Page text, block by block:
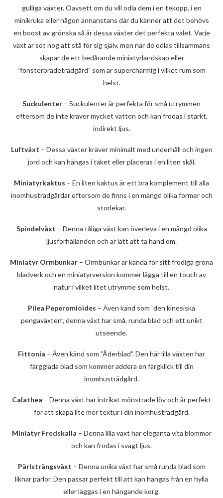
gulliga växter. Oavsett om du vill odla dem i en tekopp, i en
minikruka eller någon annanstans där du känner att det behövs
en boost av grönska så är dessa växter det perfekta valet. Varje
växt är söt nog att stå för sig själv, men när de odlas tillsammans
skapar de ett bedårande miniatyrlandskap eller
”fönsterbrädeträdgård” som är supercharmig i vilket rum som
helst.
Suckulenter – Suckulenter är perfekta för små utrymmen
eftersom de inte kräver mycket vatten och kan frodas i starkt,
indirekt ljus.
Luftväxt – Dessa växter kräver minimalt med underhåll och ingen
jord och kan hängas i taket eller placeras i en liten skål.
Miniatyrkaktus – En liten kaktus är ett bra komplement till alla
inomhusträdgårdar eftersom de finns i en mängd olika former och
storlekar.
Spindelväxt – Denna tåliga växt kan överleva i en mängd olika
ljusförhållanden och är lätt att ta hand om.
Miniatyr Ormbunkar – Ormbunkar är kända för sitt frodiga gröna
bladverk och en miniatyrversion kommer lägga till en touch av
natur i vilket litet utrymme som helst.
Pilea Peperomioides – Även känd som ”den kinesiska
pengaväxten”, denna växt har små, runda blad och ett unikt
utseende.
Fittonia – Även känd som ”Åderblad”. Den här lilla växten har
färgglada blad som kommer addera en färgklick till din
inomhusträdgård.
Calathea – Denna växt har intrikat mönstrade löv och är perfekt
för att skapa lite mer textur i din inomhusträdgård.
Miniatyr Fredskalla – Denna lilla växt har eleganta vita blommor
och kan frodas i svagt ljus.
Pärlsträngsväxt – Denna unika växt har små runda blad som
liknar pärlor. Den passar perfekt till att kan hängas från en hylla
eller läggas i en hängande korg.